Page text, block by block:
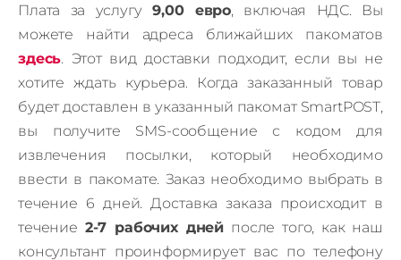
Плата за услугу9,00 евро, включая НДС. Вы
можете найти адреса ближайших пакоматов
здесь. Этот вид доставки подходит, если вы не
хотите ждать курьера.
Когда заказанный товар
будет доставлен в указанный пакомат SmartPOST,
вы получите SMS-сообщение с кодом для
извлечения посылки, который необходимо
ввести в пакомате. Заказ необходимо выбрать в
течение 6 дней. Доставка заказа происходит в
течение 2-7 рабочих дней после того, как наш
консультант проинформирует вас по телефону